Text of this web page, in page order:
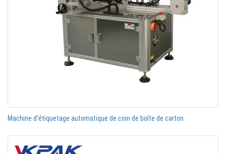
Machine d'étiquetage automatique de coin de boîte de carton